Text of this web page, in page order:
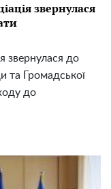
звернулася
звернулася до
та Громадської
до